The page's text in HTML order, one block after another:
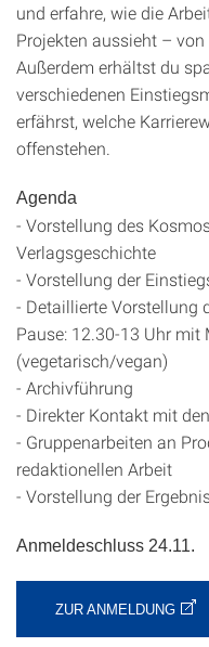
und erfahre, wie die
Projekten aussieht –
Außerdem erhältst du
verschiedenen
erfährst, welche
offenstehen.
Agenda
- Vorstellung des
Verlagsgeschichte
- Vorstellung der
- Detaillierte Vorstellung
Pause: 12.30-13 Uhr
(vegetarisch/vegan)
- Archivführung
- Direkter Kontakt mit
- Gruppenarbeiten an
redaktionellen Arbeit
- Vorstellung der
Anmeldeschluss 24.11.
ZUR ANMELDUNG